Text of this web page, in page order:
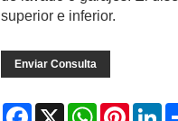
superior e inferior.
Enviar Consulta
Facebook
X WhatsApp